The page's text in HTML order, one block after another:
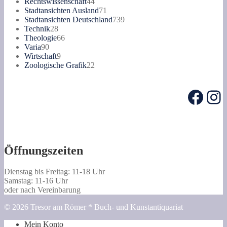
Produkte
Stadtansichten Ausland71
Produkte
Stadtansichten Deutschland739739
Technik2828
Produkte
Theologie6666
Varia9090
Produkte
Wirtschaft99
Produkte
Zoologische Grafik22
Öffnungszeiten
Dienstag bis Freitag: 11-18 Uhr
Samstag: 11-16 Uhr
oder nach Vereinbarung
© 2026 Tresor am Römer * Buch- und Kunstantiquariat
Mein Konto